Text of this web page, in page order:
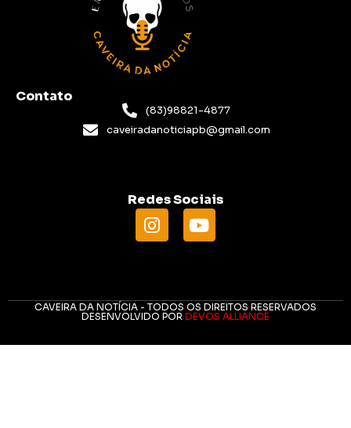
Contato
(83)98821-4877
caveiradanoticiapb@gmail.com
Redes Sociais
CAVEIRA DA NOTÍCIA - TODOS OS DIREITOS RESERVADOS
DESENVOLVIDO POR DEVOS ALLIANCE